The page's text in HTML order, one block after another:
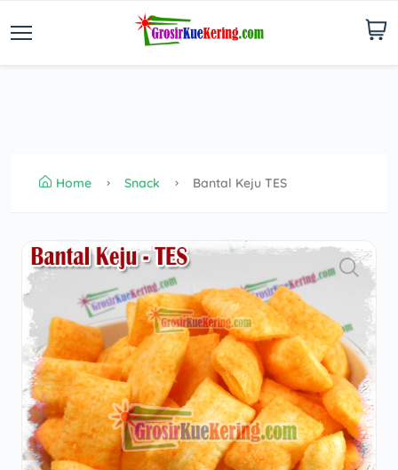
Home Snack Bantal Keju TES